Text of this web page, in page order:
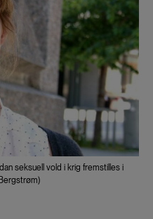
seksuell vold i krig fremstilles i